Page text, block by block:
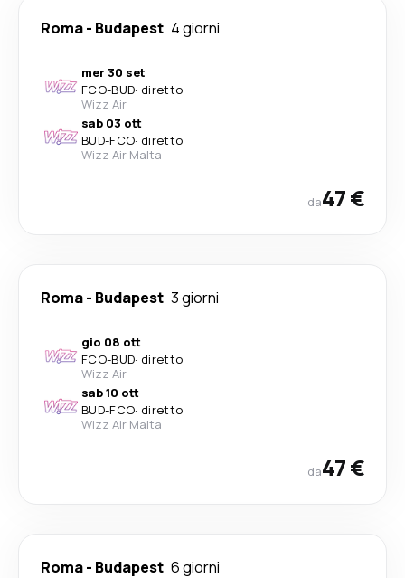
Roma- Budapest 4 giorni
mer 30 set
FCO-BUD· diretto
Wizz Air
sab 03 ott
BUD-FCO· diretto
Wizz Air Malta
da47 €
Roma- Budapest 3 giorni
gio 08 ott
FCO-BUD· diretto
Wizz Air
sab 10 ott
BUD-FCO· diretto
Wizz Air Malta
da47 €
Roma- Budapest 6 giorni